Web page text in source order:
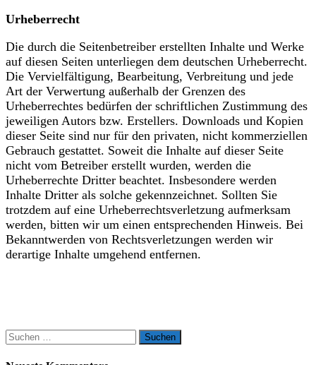
Urheberrecht
Die durch die Seitenbetreiber erstellten Inhalte und Werke
auf diesen Seiten unterliegen dem deutschen Urheberrecht.
Die Vervielfältigung, Bearbeitung, Verbreitung und jede
Art der Verwertung außerhalb der Grenzen des
Urheberrechtes bedürfen der schriftlichen Zustimmung des
jeweiligen Autors bzw. Erstellers. Downloads und Kopien
dieser Seite sind nur für den privaten, nicht kommerziellen
Gebrauch gestattet. Soweit die Inhalte auf dieser Seite
nicht vom Betreiber erstellt wurden, werden die
Urheberrechte Dritter beachtet. Insbesondere werden
Inhalte Dritter als solche gekennzeichnet. Sollten Sie
trotzdem auf eine Urheberrechtsverletzung aufmerksam
werden, bitten wir um einen entsprechenden Hinweis. Bei
Bekanntwerden von Rechtsverletzungen werden wir
derartige Inhalte umgehend entfernen.
Suchen
nach: